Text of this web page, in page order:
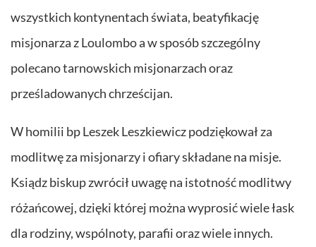
wszystkich kontynentach świata, beatyfikację
misjonarza z Loulombo a w sposób szczególny
polecano tarnowskich misjonarzach oraz
prześladowanych chrześcijan.
W homilii bp Leszek Leszkiewicz podziękował za
modlitwę za misjonarzy i ofiary składane na misje.
Ksiądz biskup zwrócił uwagę na istotność modlitwy
różańcowej, dzięki której można wyprosić wiele łask
dla rodziny, wspólnoty, parafii oraz wiele innych.